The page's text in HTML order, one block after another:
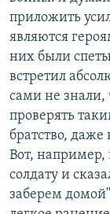
приложить
являются
них были
встретил
сами не знали,
проверять
братство, даже
Вот, например,
солдату и
заберем